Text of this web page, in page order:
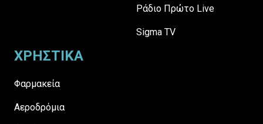
Ράδιο Πρώτο Live
Sigma TV
ΧΡΗΣΤΙΚΑ
Φαρμακεία
Αεροδρόμια